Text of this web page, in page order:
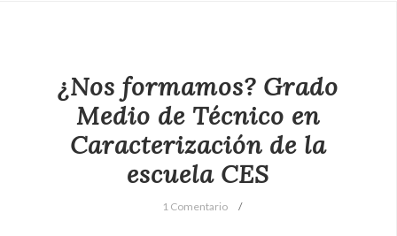
¿Nos formamos? Grado
Medio de Técnico en
Caracterización de la
escuela CES
1 Comentario